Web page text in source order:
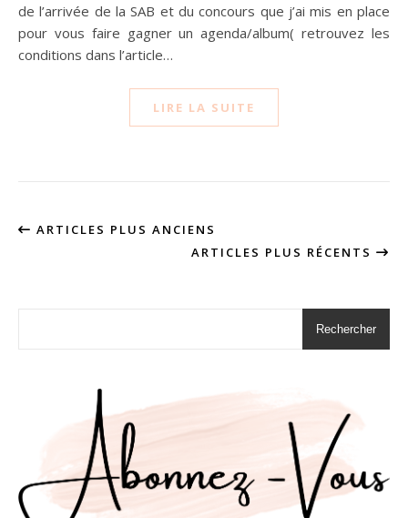
de l’arrivée de la SAB et du concours que j’ai mis en place
pour vous faire gagner un agenda/album( retrouvez les
conditions dans l’article…
LIRE LA SUITE
ARTICLES PLUS ANCIENS
ARTICLES PLUS RÉCENTS
Rechercher